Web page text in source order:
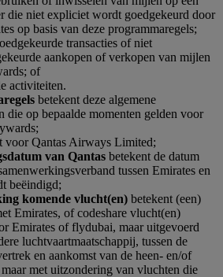
die niet expliciet wordt goedgekeurd door
op basis van deze programmaregels;
transacties of niet
aankopen of verkopen van mijlen
of
activiteiten.
betekent deze algemene
die op bepaalde momenten gelden voor
voor Qantas Airways Limited;
van Qantas betekent de datum
tussen Emirates en
beëindigd;
komende vlucht(en) betekent (een)
Emirates, of codeshare vlucht(en)
Emirates of flydubai, maar uitgevoerd
luchtvaartmaatschappij, tussen de
en aankomst van de heen- en/of
met uitzondering van vluchten die